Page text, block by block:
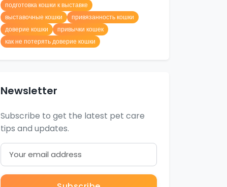
подготовка кошки к выставке
выставочные кошки
привязанность кошки
доверие кошки
привычки кошек
как не потерять доверие кошки
Newsletter
Subscribe to get the latest pet care
tips and updates.